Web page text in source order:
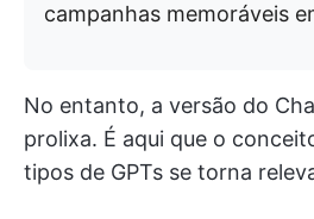
campanhas memoráveis
No entanto, a versão do
prolixa. É aqui que o
tipos de GPTs se torna